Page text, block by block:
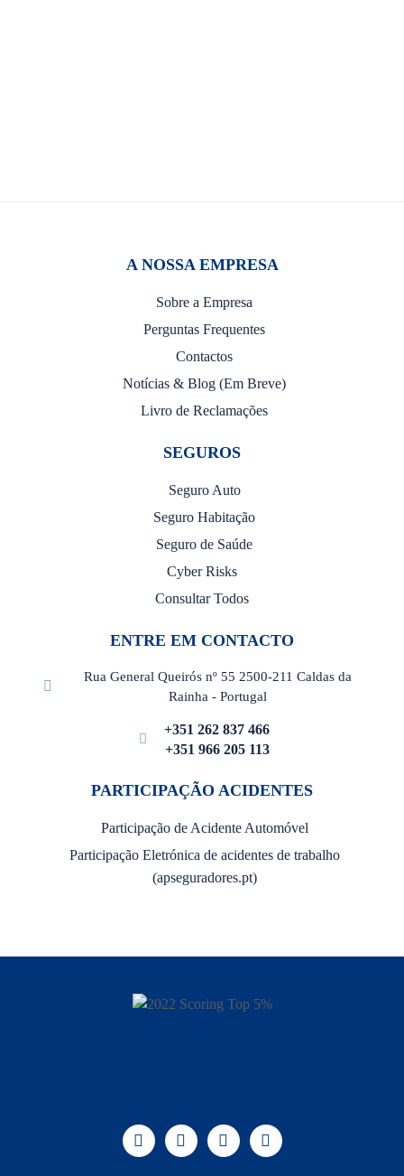
A NOSSA EMPRESA
Sobre a Empresa
Perguntas Frequentes
Contactos
Notícias & Blog (Em Breve)
Livro de Reclamações
SEGUROS
Seguro Auto
Seguro Habitação
Seguro de Saúde
Cyber Risks
Consultar Todos
ENTRE EM CONTACTO
Rua General Queirós nº 55 2500-211 Caldas da
Rainha - Portugal
+351 262 837 466
+351 966 205 113
PARTICIPAÇÃO ACIDENTES
Participação de Acidente Automóvel
Participação Eletrónica de acidentes de trabalho
(apseguradores.pt)